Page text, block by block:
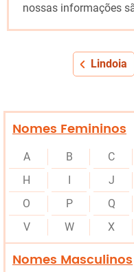
nossas informações
Lindoia
Nomes Femininos
A B C
H
I J
O
P Q
V
W X
Nomes Masculinos